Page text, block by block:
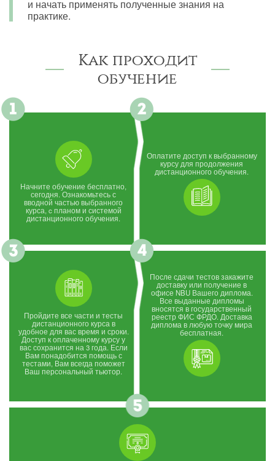
и начать применять полученные знания на
практике.
Как проходит
обучение
Начните обучение бесплатно,
сегодня. Ознакомьтесь с
вводной частью выбранного
курса, c планом и системой
дистанционного обучения.
Оплатите доступ к выбранному
курсу для продолжения
дистанционного обучения.
Пройдите все части и тесты
дистанционного курса в
удобное для вас время и сроки.
Доступ к оплаченному курсу у
вас сохранится на 3 года. Если
Вам понадобится помощь с
тестами, Вам всегда поможет
Ваш персональный тьютор.
После сдачи тестов закажите
доставку или получение в
офисе NBU Вашего диплома.
Все выданные дипломы
вносятся в государственный
реестр ФИС ФРДО. Доставка
диплома в любую точку мира
бесплатная.